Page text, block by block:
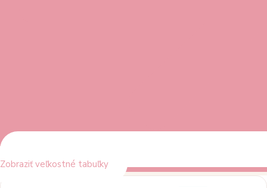
Zobraziť veľkostné tabuľky